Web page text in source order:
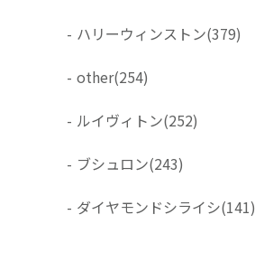
- ハリーウィンストン(379)
- other(254)
- ルイヴィトン(252)
- ブシュロン(243)
- ダイヤモンドシライシ(141)